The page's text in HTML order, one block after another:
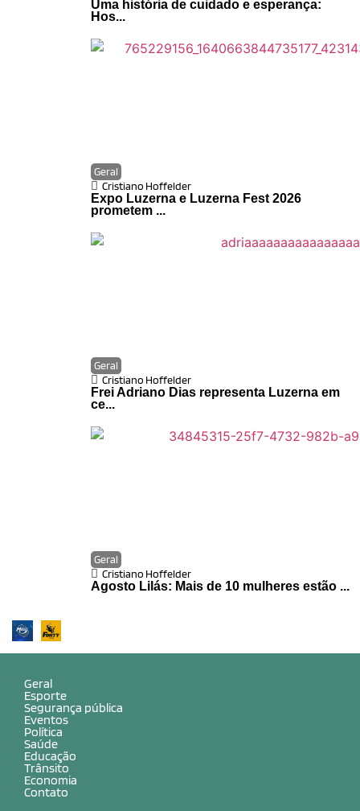
Uma história de cuidado e esperança:
Hos...
Geral
Cristiano Hoffelder
Expo Luzerna e Luzerna Fest 2026
prometem ...
Geral
Cristiano Hoffelder
Frei Adriano Dias representa Luzerna em
ce...
Geral
Cristiano Hoffelder
Agosto Lilás: Mais de 10 mulheres estão ...
Geral
Esporte
Segurança pública
Eventos
Política
Saúde
Educação
Trânsito
Economia
Contato